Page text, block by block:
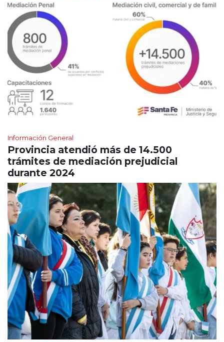
Información General
Provincia atendió más de 14.500
trámites de mediación prejudicial
durante 2024